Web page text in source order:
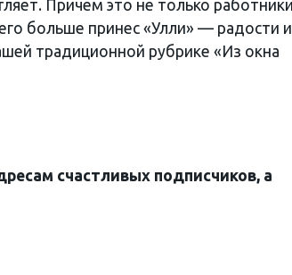
Причем это не только работники
больше принес «Улли» — радости
традиционной рубрике «Из окна
счастливых подписчиков, а